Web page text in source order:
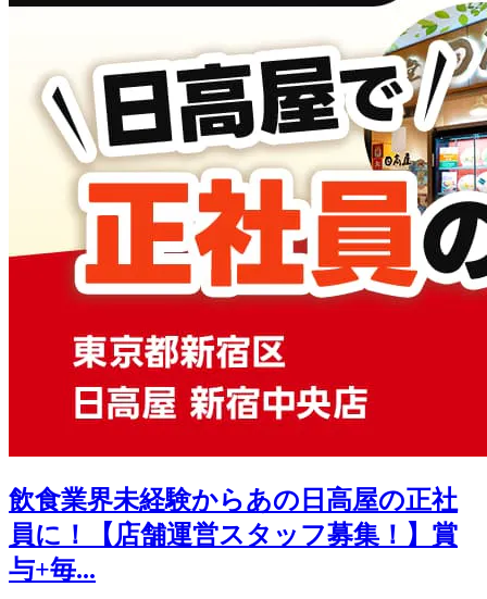
飲食業界未経験からあの日高屋の正社
員に！【店舗運営スタッフ募集！】賞
与+毎...